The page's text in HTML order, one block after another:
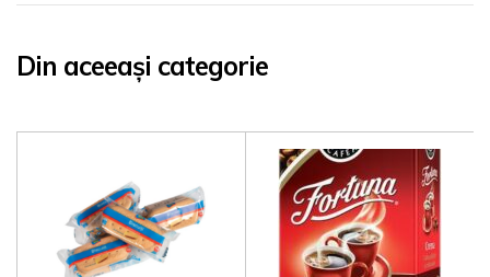
Din aceeași categorie